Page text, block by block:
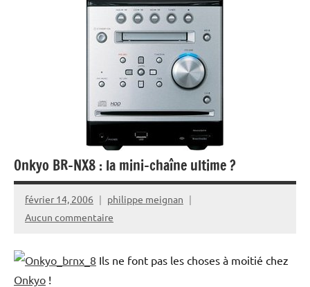
Onkyo BR-NX8 : la mini-chaîne ultime ?
février 14, 2006
philippe meignan
Aucun commentaire
Ils ne font pas les choses à moitié chez
Onkyo !